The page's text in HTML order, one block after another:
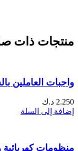
منتجات ذات
واجبات العاملين
2.250 د.ك
إضافة إلى السلة
منظومات كهربائية